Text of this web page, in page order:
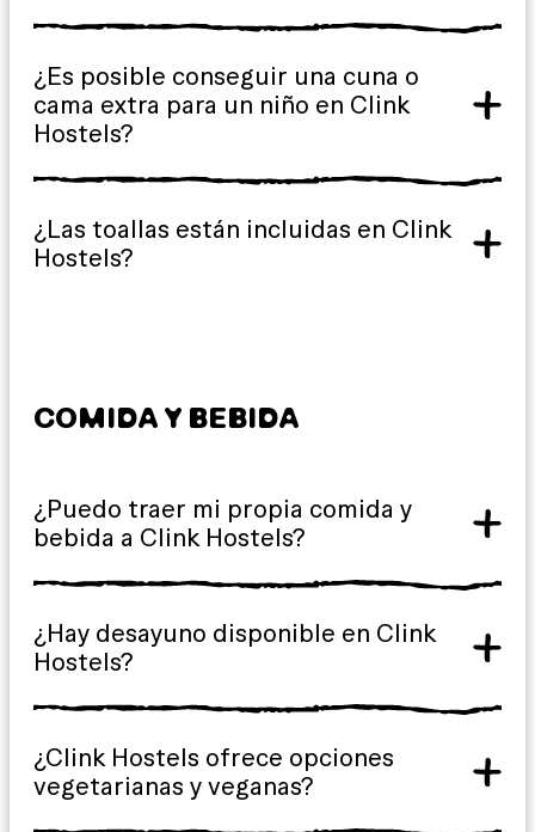
¿Es posible conseguir una cuna o
cama extra para un niño en Clink
Hostels?
¿Las toallas están incluidas en Clink
Hostels?
COMIDA Y BEBIDA
¿Puedo traer mi propia comida y
bebida a Clink Hostels?
¿Hay desayuno disponible en Clink
Hostels?
¿Clink Hostels ofrece opciones
vegetarianas y veganas?